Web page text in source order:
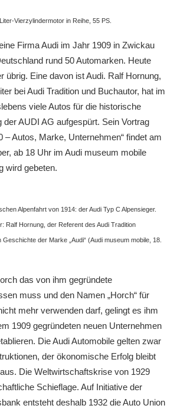
Vierzylindermotor in Reihe, 55 PS.
Firma Audi im Jahr 1909 in Zwickau
rund 50 Automarken. Heute
übrig. Eine davon ist Audi. Ralf Hornung,
bei Audi Tradition und Buchautor, hat im
viele Autos für die historische
der AUDI AG aufgespürt. Sein Vortrag
– Autos, Marke, Unternehmen“ findet am
ab 18 Uhr im Audi museum mobile
wird gebeten.
Alpenfahrt von 1914: der Audi Typ C Alpensieger.
Ralf Hornung, der Referent des Audi Tradition
der Marke „Audi“ (Audi museum mobile, 18.
das von ihm gegründete
muss und den Namen „Horch“ für
mehr verwenden darf, gelingt es ihm
1909 gegründeten neuen Unternehmen
Die Audi Automobile gelten zwar
der ökonomische Erfolg bleibt
Die Weltwirtschaftskrise von 1929
Schieflage. Auf Initiative der
entsteht deshalb 1932 die Auto Union